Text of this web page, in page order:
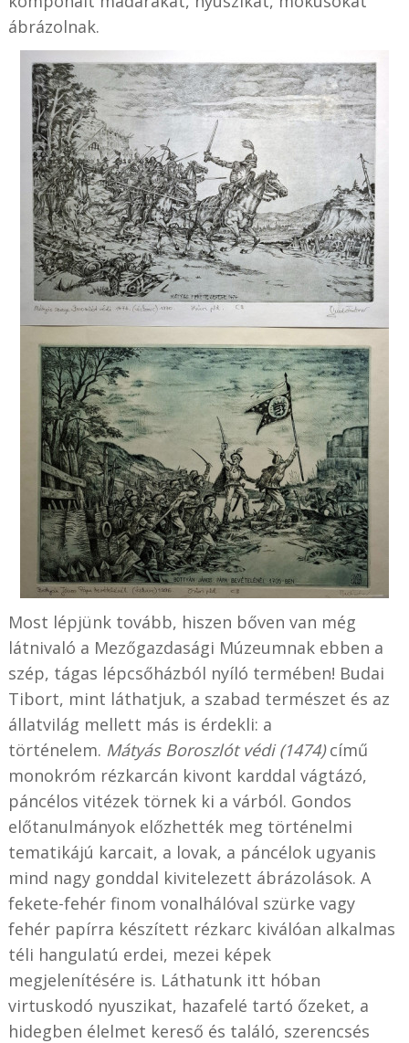
ábrázolnak.
Most lépjünk tovább, hiszen bőven van még
látnivaló a Mezőgazdasági Múzeumnak ebben a
szép, tágas lépcsőházból nyíló termében! Budai
Tibort, mint láthatjuk, a szabad természet és az
állatvilág mellett más is érdekli: a
történelem. Mátyás Boroszlót védi (1474)című
monokróm rézkarcán kivont karddal vágtázó,
páncélos vitézek törnek ki a várból. Gondos
előtanulmányok előzhették meg történelmi
tematikájú karcait, a lovak, a páncélok ugyanis
mind nagy gonddal kivitelezett ábrázolások. A
fekete-fehér finom vonalhálóval szürke vagy
fehér papírra készített rézkarc kiválóan alkalmas
téli hangulatú erdei, mezei képek
megjelenítésére is. Láthatunk itt hóban
virtuskodó nyuszikat, hazafelé tartó őzeket, a
hidegben élelmet kereső és találó, szerencsés